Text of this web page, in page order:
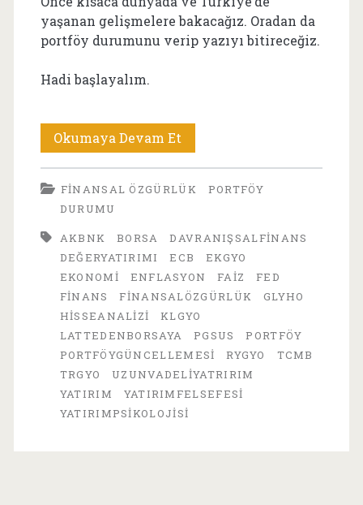
yaşanan gelişmelere bakacağız. Oradan da
portföy durumunu verip yazıyı bitireceğiz.
Hadi başlayalım.
Okumaya Devam Et
2025
Sonunda
Durumu
FINANSAL ÖZGÜRLÜK
PORTFÖY
DURUMU
AKBNK
BORSA
DAVRANIŞSALFINANS
DEĞERYATIRIMI
ECB
EKGYO
EKONOMI
ENFLASYON FAIZ
FED
FINANS
FINANSALÖZGÜRLÜK
GLYHO
HISSEANALIZI
KLGYO
LATTEDENBORSAYA
PGSUS
PORTFÖY
PORTFÖYGÜNCELLEMESI
RYGYO
TCMB
TRGYO
UZUNVADELIYATRIRIM
YATIRIM
YATIRIMFELSEFESI
YATIRIMPSIKOLOJISI